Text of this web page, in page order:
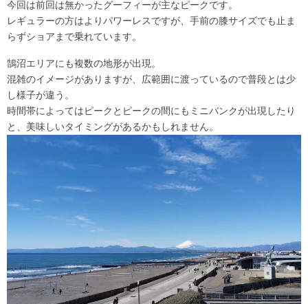
今回は前回は無かったグーフィーが主なピークです。
レギュラーの方はよりパワーレスですが、手前の膝サイズでも止ま
らずショアまで乗れています。
鵠沼エリアにも複数の地形が出現。
混雑のイメージがありますが、広範囲に渡っているので普段とは少
し様子が違う。
時間帯によってはピークとピークの間にもミニバンクが出現したり
と、美味しいタイミングがあるかもしれません。